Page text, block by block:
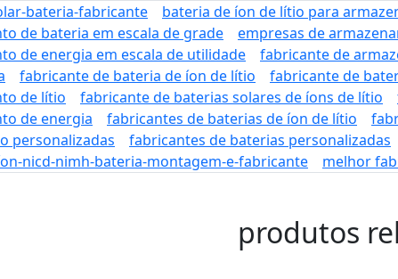
bateria-fabricante bateria de íon de lítio para
de bateria em escala de grade
empresas de
de energia em escala de utilidade
fabricante de
fabricante de bateria de íon de lítio fabricante de
de lítio
fabricante de baterias solares de íons de lítio
de energia
fabricantes de baterias de íon de lítio
personalizadas
fabricantes de baterias personalizadas
nicd-nimh-bateria-montagem-e-fabricante melhor
produtos